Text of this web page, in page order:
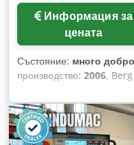
Информация за
цената
Състояние: много
производство: 2006,
Година на
Управление: - CNC
програмиране) Обхват
плоско до 410 мм -